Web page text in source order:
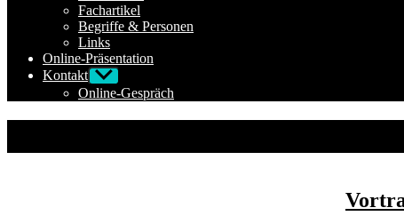
Fachartikel
Begriffe & Personen
Links
Online-Präsentation
Kontakt Untermenü
anzeigen
Online-Gespräch